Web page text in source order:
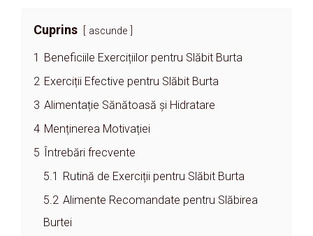
Cuprins ascunde
1 Beneficiile Exercițiilor pentru Slăbit Burta
2 Exerciții Efective pentru Slăbit Burta
3 Alimentație Sănătoasă și Hidratare
4 Menținerea Motivației
5 Întrebări frecvente
5.1 Rutină de Exerciții pentru Slăbit Burta
5.2 Alimente Recomandate pentru Slăbirea
Burtei